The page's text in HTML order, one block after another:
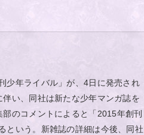
少年ライバル」が、4日に発売され
い、同社は新たな少年マンガ誌を
のコメントによると「2015年創刊
という。新雑誌の詳細は今後、同社